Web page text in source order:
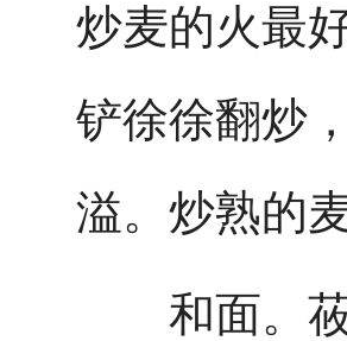
炒麦的火最
铲徐徐翻炒
溢。炒熟的
和面。莜